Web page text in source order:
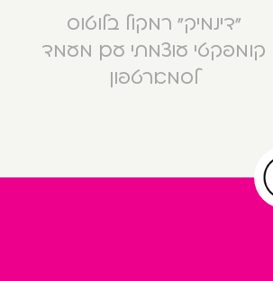
“דינמיק” רמקול בלוטוס
קומפקטי עוצמתי עם מעמד
לסמארטפון